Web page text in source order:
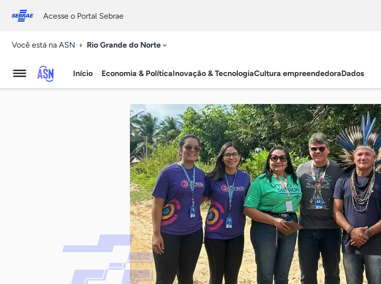
conosco
Acesse o Portal Sebrae
Você está na ASN Rio Grande do Norte
Agência
Início Economia & PolíticaInovação & TecnologiaCultura empreendedoraDados